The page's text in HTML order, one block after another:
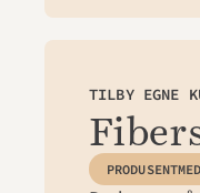
TILBY EGNE